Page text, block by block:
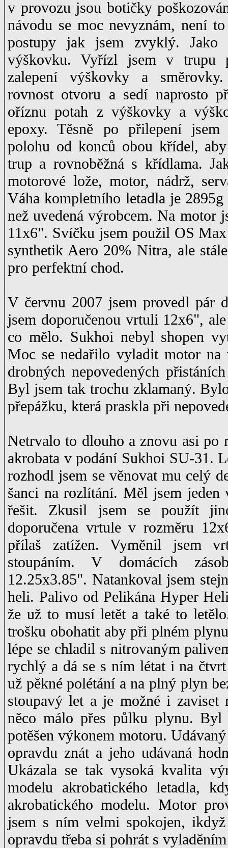
v provozu jsou botičky
návodu se moc nevyznám, není
postupy jak jsem zvyklý.
výškovku. Vyřízl jsem v trupu
zalepení výškovky a
rovnost otvoru a sedí naprosto
oříznu potah z výškovky a
epoxy. Těsně po přilepení jsem
polohu od konců obou křídel,
trup a rovnoběžná s křídlama.
motorové lože, motor, nádrž,
Váha kompletního letadla je
než uvedená výrobcem. Na motor
11x6". Svíčku jsem použil OS
synthetik Aero 20% Nitra, ale
pro perfektní chod.
V červnu 2007 jsem provedl pár
jsem doporučenou vrtuli 12x6",
co mělo. Sukhoi nebyl shopen
Moc se nedařilo vyladit motor
drobných nepovedených
Byl jsem tak trochu zklamaný.
přepážku, která praskla při
Netrvalo to dlouho a znovu asi po
akrobata v podání Sukhoi SU-31.
rozhodl jsem se věnovat mu celý
šanci na rozlítání. Měl jsem
řešit. Zkusil jsem se použít
doporučena vrtule v rozměru
přílaš zatížen. Vyměnil jsem
stoupáním. V domácích
12.25x3.85". Natankoval jsem
heli. Palivo od Pelikána Hyper
že už to musí letět a také to
trošku obohatit aby při plném
lépe se chladil s nitrovaným
rychlý a dá se s ním létat i na
už pěkné polétání a na plný plyn
stoupavý let a je možné i
něco málo přes půlku plynu.
potěšen výkonem motoru.
opravdu znát a jeho udávaná
Ukázala se tak vysoká kvalita
modelu akrobatického letadla,
akrobatického modelu. Motor
jsem s ním velmi spokojen,
opravdu třeba si pohrát s